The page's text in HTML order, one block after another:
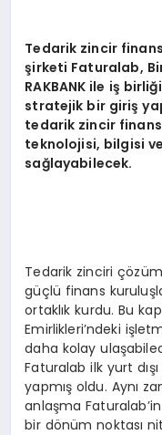
Tedarik zincir
şirketi Faturalab,
RAKBANK ile iş
stratejik bir giriş
tedarik zincir
teknolojisi, bilgisi ve
sağlayabilecek.
Tedarik zinciri
güçlü finans
ortaklık kurdu. Bu
Emirlikleri’ndeki
daha kolay
Faturalab ilk yurt dışı
yapmış oldu. Aynı
anlaşma
bir dönüm noktası